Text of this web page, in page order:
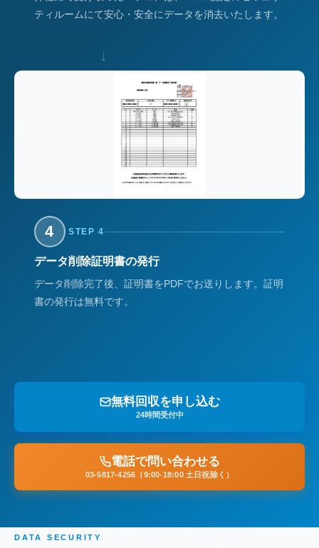
ティルームにて安心・安全にデータを消去いたします。
↓
4 STEP 4
データ削除証明書の発行
データ削除完了後、証明書をPDFでお送りします。証明
書の発行は無料です。
無料回収を申し込む
24時間受付中
電話で問い合わせる
03-5817-4256（9:00-18:00 土日祝除く）
DATA SECURITY